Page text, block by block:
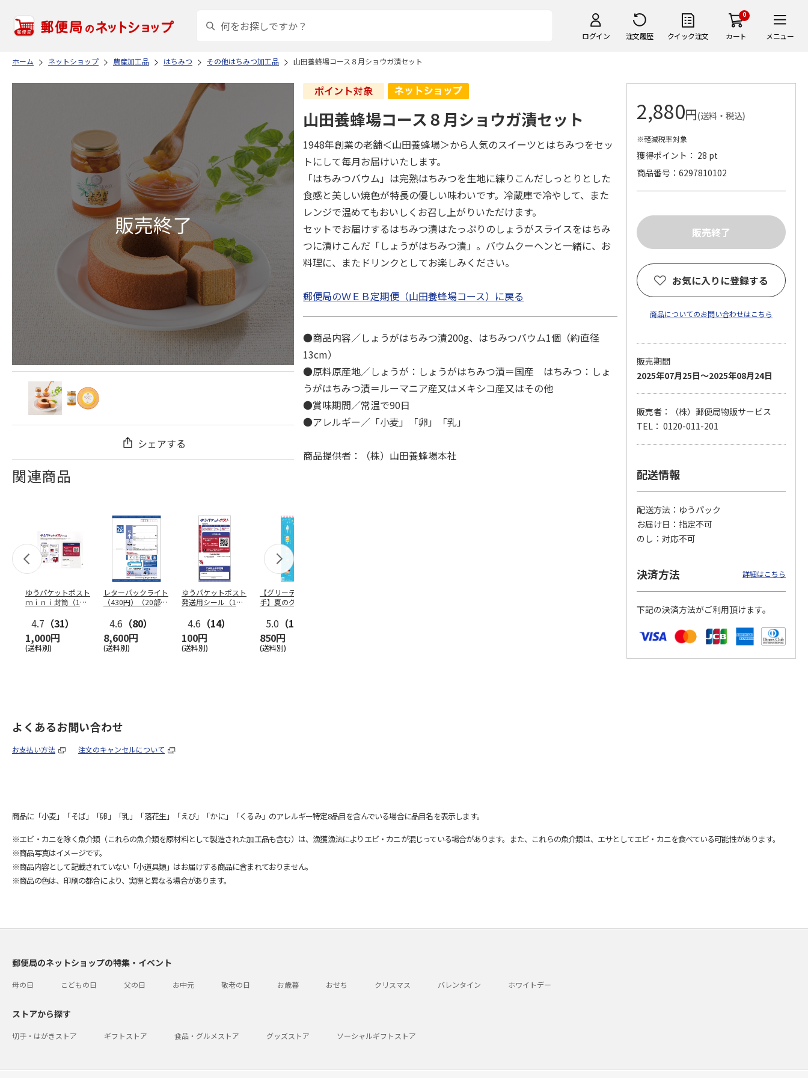
ログイン 注文履歴 クイック注文
0
カート メニュー
ホーム ネットショップ 農産加工品 はちみつ その他はちみつ加工品 山田養蜂場コース８月ショウガ漬セット
シェアする
関連商品
ゆうパケットポスト
ｍｉｎｉ封筒（1個
4.7 （31）
1,000円
(送料別)
レターパックライト
（430円）（20部セ
4.6 （80）
8,600円
(送料別)
ゆうパケットポスト
発送用シール（1個
4.6 （14）
100円
(送料別)
【グリーティング切
手】夏のグリーティ
5.0 （10）
850円
(送料別)
【グリーティング切
【グリーティング切
（シンプル）（110
5,500円
【のり式】110円普
ート100枚）
11,000円
(送料別)
山田養蜂場コース８月ショウガ漬セット
1948年創業の老舗＜山田養蜂場＞から人気のスイーツとはちみつをセッ
トにして毎月お届けいたします。
「はちみつバウム」は完熟はちみつを生地に練りこんだしっとりとした
食感と美しい焼色が特長の優しい味わいです。冷蔵庫で冷やして、また
レンジで温めてもおいしくお召し上がりいただけます。
セットでお届けするはちみつ漬はたっぷりのしょうがスライスをはちみ
つに漬けこんだ「しょうがはちみつ漬」。バウムクーヘンと一緒に、お
料理に、またドリンクとしてお楽しみください。
郵便局のＷＥＢ定期便（山田養蜂場コース）に戻る
●商品内容／しょうがはちみつ漬200g、はちみつバウム1個（約直径
13cm）
●原料原産地／しょうが：しょうがはちみつ漬＝国産 はちみつ：しょ
うがはちみつ漬＝ルーマニア産又はメキシコ産又はその他
●賞味期間／常温で90日
●アレルギー／「小麦」「卵」「乳」
商品提供者：（株）山田養蜂場本社
2,880円(送料・税込)
※軽減税率対象
獲得ポイント： 28 pt
商品番号
6297810102
お気に入りに登録する
商品についてのお問い合わせはこちら
販売期間
2025年07月25日～2025年08月24日
販売者：（株）郵便局物販サービス
TEL： 0120-011-201
配送情報
配送方法
ゆうパック
お届け日
指定不可
のし
対応不可
決済方法 詳細はこちら
下記の決済方法がご利用頂けます。
よくあるお問い合わせ
お支払い方法 注文のキャンセルについて
商品に「小麦」「そば」「卵」「乳」「落花生」「えび」「かに」「くるみ」のアレルギー特定8品目を含んでいる場合に品目名を表示します。
※エビ・カニを除く魚介類（これらの魚介類を原材料として製造された加工品も含む）は、漁獲漁法によりエビ・カニが混じっている場合があります。また、これらの魚介類は、エサとしてエビ・カニを食べている可能性があります。
※商品写真はイメージです。
※商品内容として記載されていない「小道具類」はお届けする商品に含まれておりません。
※商品の色は、印刷の都合により、実際と異なる場合があります。
郵便局のネットショップの特集・イベント
母の日 こどもの日 父の日 お中元 敬老の日 お歳暮 おせち クリスマス バレンタイン ホワイトデー
ストアから探す
切手・はがきストア ギフトストア 食品・グルメストア グッズストア ソーシャルギフトストア